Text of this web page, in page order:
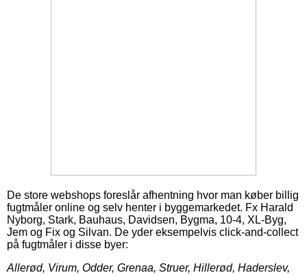
De store webshops foreslår afhentning hvor man køber billig
fugtmåler online og selv henter i byggemarkedet. Fx Harald
Nyborg, Stark, Bauhaus, Davidsen, Bygma, 10-4, XL-Byg,
Jem og Fix og Silvan. De yder eksempelvis click-and-collect
på fugtmåler i disse byer:
Allerød, Virum, Odder, Grenaa, Struer, Hillerød, Haderslev,